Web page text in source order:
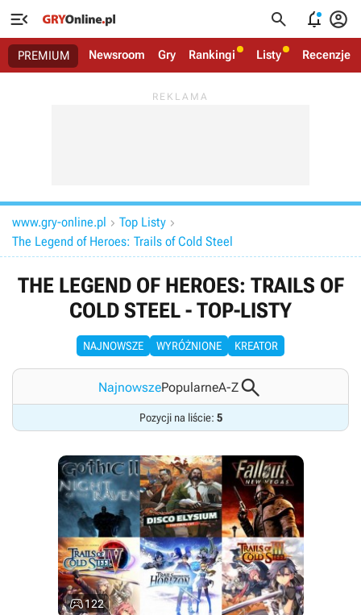
   
PREMIUM Newsroom Gry Rankingi Listy Recenzje
www.gry-online.pl  Top Listy 
The Legend of Heroes: Trails of Cold Steel
THE LEGEND OF HEROES: TRAILS OF
COLD STEEL - TOP-LISTY
NAJNOWSZE WYRÓŻNIONE KREATOR
NajnowszePopularneA-Z
Pozycji na liście: 5
122